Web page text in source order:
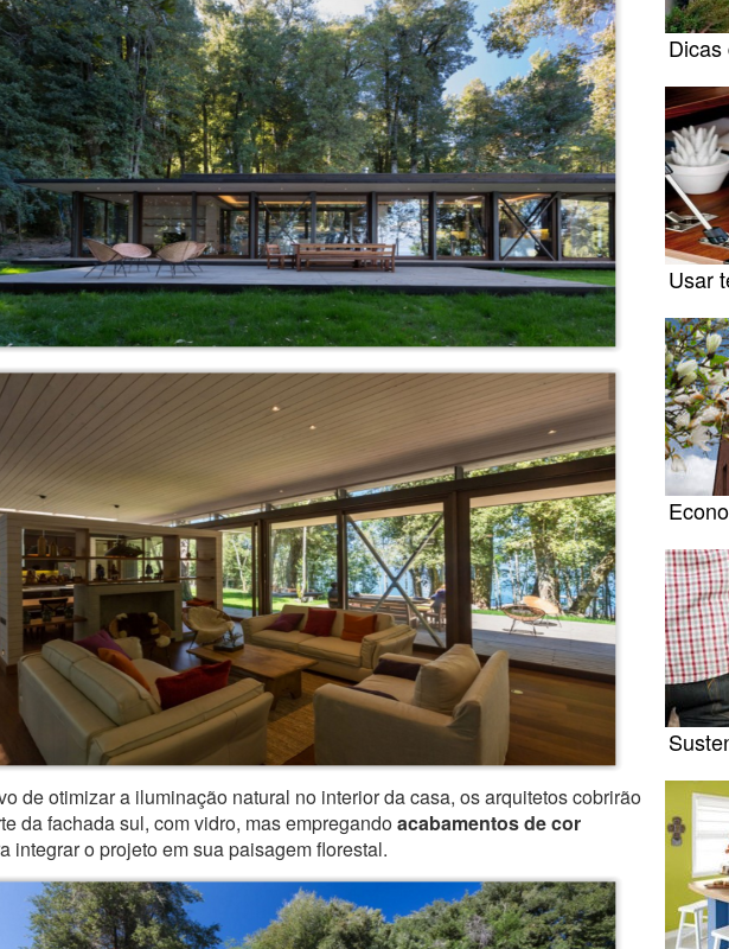
de otimizar a iluminação natural no interior da casa, os arquitetos cobrirão
da fachada sul, com vidro, mas empregandoacabamentos de cor
integrar o projeto em sua paisagem florestal.
Usar